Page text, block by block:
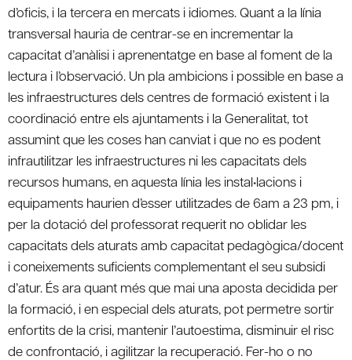
d’oficis, i la tercera en mercats i idiomes. Quant a la línia
transversal hauria de centrar-se en incrementar la
capacitat d’anàlisi i aprenentatge en base al foment de la
lectura i l’observació. Un pla ambicions i possible en base a
les infraestructures dels centres de formació existent i la
coordinació entre els ajuntaments i la Generalitat, tot
assumint que les coses han canviat i que no es podent
infrautilitzar les infraestructures ni les capacitats dels
recursos humans, en aquesta línia les instal•lacions i
equipaments haurien d’esser utilitzades de 6am a 23 pm, i
per la dotació del professorat requerit no oblidar les
capacitats dels aturats amb capacitat pedagògica/docent
i coneixements suficients complementant el seu subsidi
d’atur. És ara quant més que mai una aposta decidida per
la formació, i en especial dels aturats, pot permetre sortir
enfortits de la crisi, mantenir l’autoestima, disminuir el risc
de confrontació, i agilitzar la recuperació. Fer-ho o no